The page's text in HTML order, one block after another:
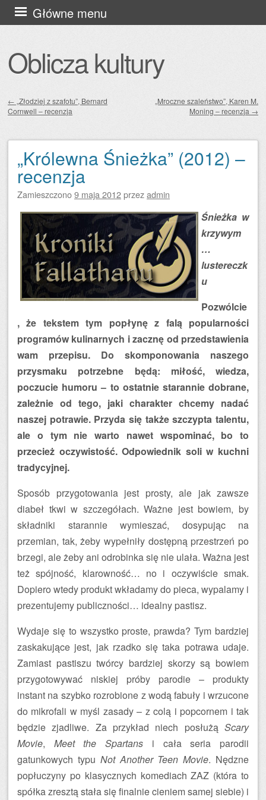
Oblicza kultury
Główne menu
Przejdź
do
Zobacz wpisy
← „Złodziej z szafotu”, Bernard
Cornwell – recenzja
„Mroczne szaleństwo”, Karen M.
Moning – recenzja →
„Królewna Śnieżka” (2012) –
recenzja
Zamieszczono9 maja 2012przezadmin
Śnieżka w
krzywym
…
lustereczk
u
Pozwólcie
, że tekstem tym popłynę z falą popularności
programów kulinarnych i zacznę od przedstawienia
wam przepisu. Do skomponowania naszego
przysmaku potrzebne będą: miłość, wiedza,
poczucie humoru – to ostatnie starannie dobrane,
zależnie od tego, jaki charakter chcemy nadać
naszej potrawie. Przyda się także szczypta talentu,
ale o tym nie warto nawet wspominać, bo to
przecież oczywistość. Odpowiednik soli w kuchni
tradycyjnej.
Sposób przygotowania jest prosty, ale jak zawsze
diabeł tkwi w szczegółach. Ważne jest bowiem, by
składniki starannie wymieszać, dosypując na
przemian, tak, żeby wypełniły dostępną przestrzeń po
brzegi, ale żeby ani odrobinka się nie ulała. Ważna jest
też spójność, klarowność… no i oczywiście smak.
Dopiero wtedy produkt wkładamy do pieca, wypalamy i
prezentujemy publiczności… idealny pastisz.
Wydaje się to wszystko proste, prawda? Tym bardziej
zaskakujące jest, jak rzadko się taka potrawa udaje.
Zamiast pastiszu twórcy bardziej skorzy są bowiem
przygotowywać niskiej próby parodie – produkty
instant na szybko rozrobione z wodą fabuły i wrzucone
do mikrofali w myśl zasady – z colą i popcornem i tak
będzie zjadliwe. Za przykład niech posłużą Scary
Movie, Meet the Spartans i cała seria parodii
gatunkowych typu Not Another Teen Movie. Nędzne
popłuczyny po klasycznych komediach ZAZ (która to
spółka zresztą stała się finalnie cieniem samej siebie) i